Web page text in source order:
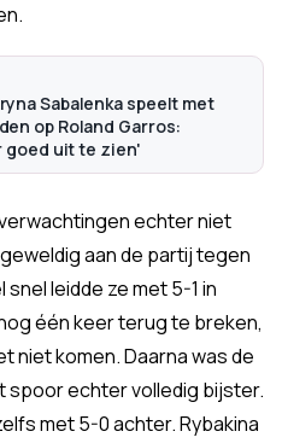
Sabalenka speelt met
op Roland Garros:
goed uit te zien'
echter niet
aan de partij tegen
leidde ze met 5-1 in
één keer terug te breken,
niet komen. Daarna was de
spoor echter volledig bijster.
met 5-0 achter. Rybakina